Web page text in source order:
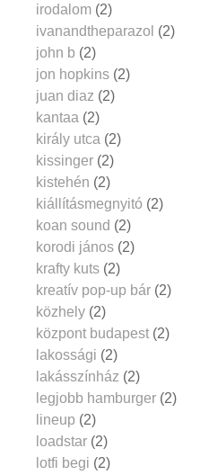
irodalom (2)
ivanandtheparazol (2)
john b (2)
jon hopkins (2)
juan diaz (2)
kantaa (2)
király utca (2)
kissinger (2)
kistehén (2)
kiállításmegnyitó (2)
koan sound (2)
korodi jános (2)
krafty kuts (2)
kreatív pop-up bár (2)
közhely (2)
központ budapest (2)
lakossági (2)
lakásszínház (2)
legjobb hamburger (2)
lineup (2)
loadstar (2)
lotfi begi (2)